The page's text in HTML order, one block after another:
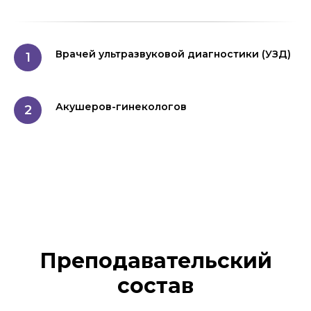
Врачей ультразвуковой диагностики (УЗД)
Акушеров-гинекологов
Преподавательский
состав